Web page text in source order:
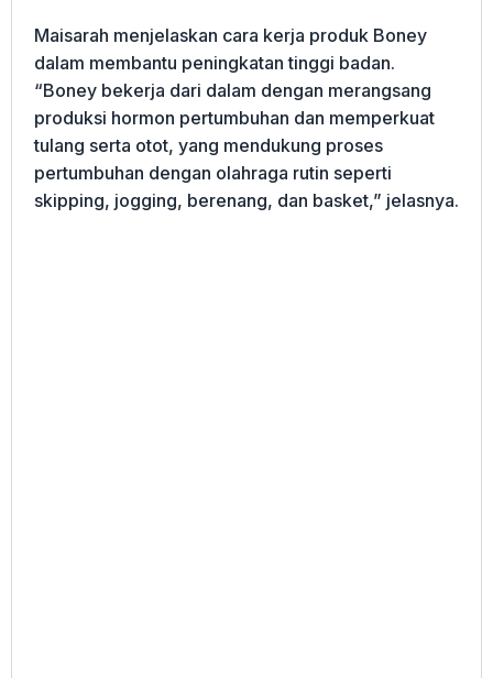
Maisarah menjelaskan cara kerja produk Boney
dalam membantu peningkatan tinggi badan.
“Boney bekerja dari dalam dengan merangsang
produksi hormon pertumbuhan dan memperkuat
tulang serta otot, yang mendukung proses
pertumbuhan dengan olahraga rutin seperti
skipping, jogging, berenang, dan basket,” jelasnya.